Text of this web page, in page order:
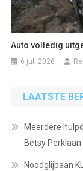
Auto volledig
6 juli 2026
LAATSTE
Meerdere
Betsy Perklaan
Noodglijbaan